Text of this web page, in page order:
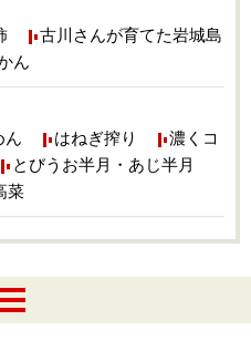
古川さんが育てた岩城島
ん
ん
はねぎ搾り
濃くコ
とびうお半月・あじ半月
菜